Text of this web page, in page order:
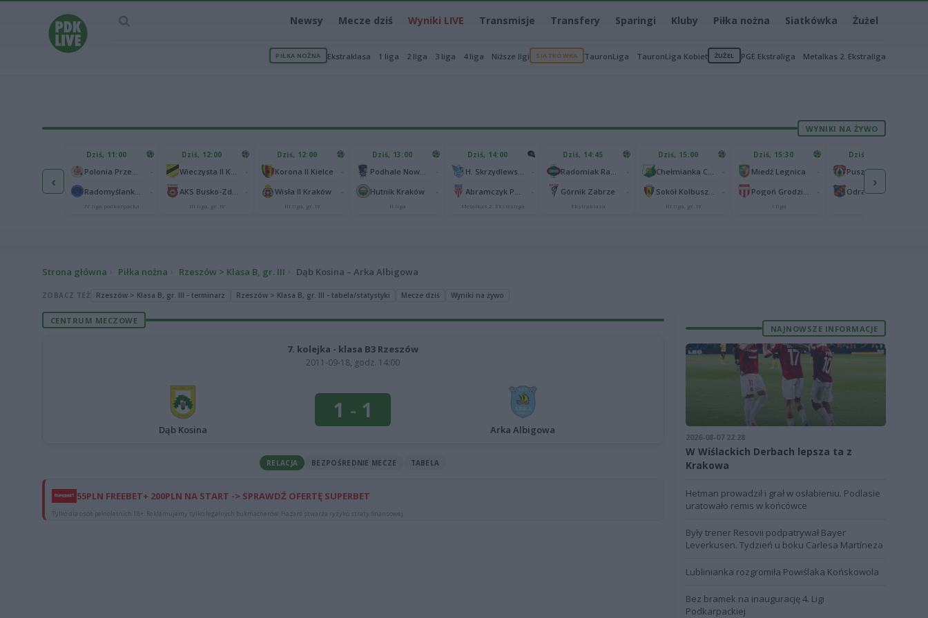
Newsy Mecze dziś Wyniki LIVE Transmisje Transfery Sparingi Kluby Piłka nożna Siatkówka Żużel
PIŁKA NOŻNA Ekstraklasa 1 liga 2 liga 3 liga 4 liga Niższe ligi SIATKÓWKA TauronLiga TauronLiga Kobiet ŻUŻEL PGE Ekstraliga Metalkas 2. Ekstraliga
WYNIKI NA ŻYWO
‹
Polonia Warszawa 1
Chorzów 1
Dziś, 11:00
IV liga podkarpacka
Dziś, 12:00
III liga, gr. IV
Dziś, 12:00
Korona II Kielce
Wisła II Kraków
III liga, gr. IV
Dziś, 13:00
Hutnik Kraków
II liga
Dziś, 14:00
Metalkas 2. Ekstraliga
Dziś, 14:45
Górnik Zabrze
Ekstraklasa
Dziś, 15:00
III liga, gr. IV
Dziś, 15:30
Miedź Legnica
I liga
Dziś, 15:30
Odra Opole
›
Strona główna Piłka nożna Rzeszów > Klasa B, gr. III Dąb Kosina – Arka Albigowa
ZOBACZ TEŻ Rzeszów > Klasa B, gr. III - terminarz Rzeszów > Klasa B, gr. III - tabela/statystyki Mecze dziś Wyniki na żywo
CENTRUM MECZOWE
7. kolejka - klasa B3 Rzeszów
2011-09-18, godz. 14:00
Dąb Kosina
1 - 1
Arka Albigowa
RELACJA BEZPOŚREDNIE MECZE TABELA
55PLN FREEBET+ 200PLN NA START -> SPRAWDŹ OFERTĘ SUPERBET
Tylko dla osób pełnoletnich 18+. Reklamujemy tylko legalnych bukmacherów. Hazard stwarza ryzyko straty finansowej.
NAJNOWSZE INFORMACJE
2026-08-07 22:28
W Wiślackich Derbach lepsza ta z
Krakowa
Hetman prowadził i grał w osłabieniu. Podlasie
uratowało remis w końcówce
Były trener Resovii podpatrywał Bayer
Leverkusen. Tydzień u boku Carlesa Martíneza
Lublinianka rozgromiła Powiślaka Końskowola
Bez bramek na inaugurację 4. Ligi
Podkarpackiej